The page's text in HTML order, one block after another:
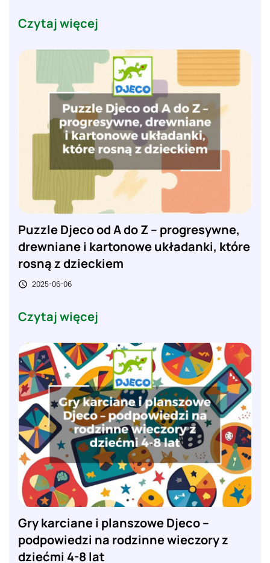
Czytaj więcej
Puzzle Djeco od A do Z – progresywne,
drewniane i kartonowe układanki, które
rosną z dzieckiem
 2025-06-06
Czytaj więcej
Gry karciane i planszowe Djeco –
podpowiedzi na rodzinne wieczory z
dziećmi 4-8 lat